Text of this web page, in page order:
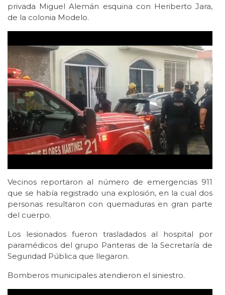
privada Miguel Alemán esquina con Heriberto Jara,
de la colonia Modelo.
Vecinos reportaron al número de emergencias 911
que se había registrado una explosión, en la cual dos
personas resultaron con quemaduras en gran parte
del cuerpo.
Los lesionados fueron trasladados al hospital por
paramédicos del grupo Panteras de la Secretaría de
Seguridad Pública que llegaron.
Bomberos municipales atendieron el siniestro.